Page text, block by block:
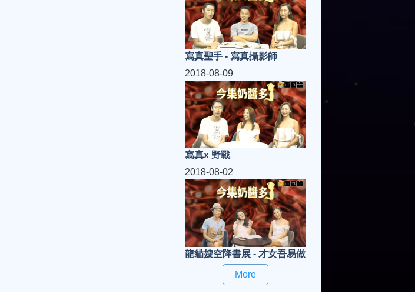
寫真聖手 - 寫真攝影師
2018-08-09
寫真x 野戰
2018-08-02
龍貓嫂空降書展 - 才女吾易做
More